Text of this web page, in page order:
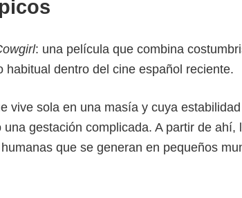
: una película que combina
dentro del cine español reciente.
vive sola en una masía y cuya
gestación complicada. A partir de ahí,
que se generan en pequeños